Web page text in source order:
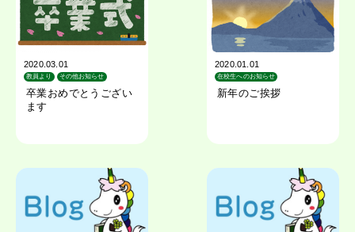
2020.03.01
教員より その他お知らせ
卒業おめでとうござい
ます
2020.01.01
在校生へのお知らせ
新年のご挨拶